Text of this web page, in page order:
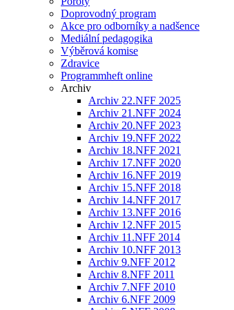
Doprovodný program
Akce pro odborníky a nadšence
Mediální pedagogika
Výběrová komise
Zdravice
Programmheft online
Archiv
Archiv 22.NFF 2025
Archiv 21.NFF 2024
Archiv 20.NFF 2023
Archiv 19.NFF 2022
Archiv 18.NFF 2021
Archiv 17.NFF 2020
Archiv 16.NFF 2019
Archiv 15.NFF 2018
Archiv 14.NFF 2017
Archiv 13.NFF 2016
Archiv 12.NFF 2015
Archiv 11.NFF 2014
Archiv 10.NFF 2013
Archiv 9.NFF 2012
Archiv 8.NFF 2011
Archiv 7.NFF 2010
Archiv 6.NFF 2009